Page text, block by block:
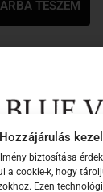
Hozzájárulás
biztosítása
a cookie-k, hogy
Ezen
TESZEM
fel